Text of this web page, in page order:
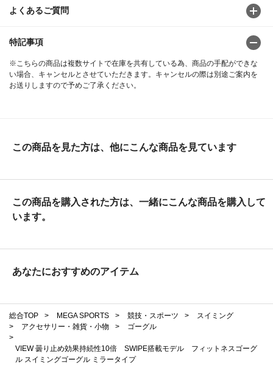
よくあるご質問
特記事項
※こちらの商品は複数サイトで在庫を共有している為、商品の手配ができな
い場合、キャンセルとさせていただきます。キャンセルの際は別途ご案内を
お送りしますので予めご了承ください。
この商品を見た方は、他にこんな商品を見ています
この商品を購入された方は、一緒にこんな商品を購入して
います。
あなたにおすすめのアイテム
総合TOP > MEGA SPORTS > 競技・スポーツ >
スイミング
>
アクセサリー・雑貨・小物 >
ゴーグル
>
VIEW 曇り止め効果持続性10倍 SWIPE搭載モデル フィットネスゴーグ
ル スイミングゴーグル ミラータイプ